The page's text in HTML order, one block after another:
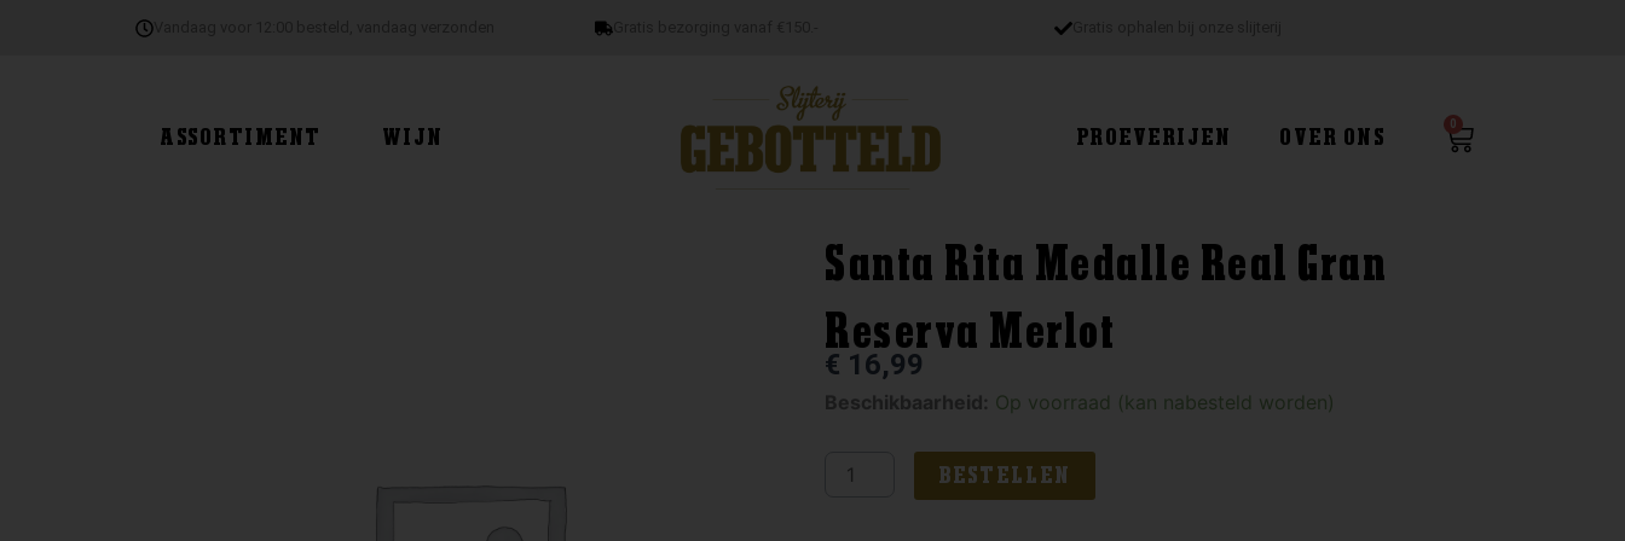
ASSORTIMENT WIJN PROEVERIJEN OVER ONS
0
Winkelwagen
Santa Rita Medalle Real Gran
Reserva Merlot
€ 16,99
Beschikbaarheid: Op voorraad (kan nabesteld worden)
Santa
Medalle
BESTELLEN